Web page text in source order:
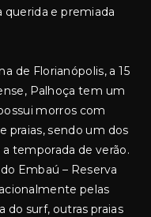
querida e premiada
de Florianópolis, a 15
Palhoça tem um
morros com
praias, sendo um dos
temporada de verão.
Embaú – Reserva
pelas
do surf, outras praias